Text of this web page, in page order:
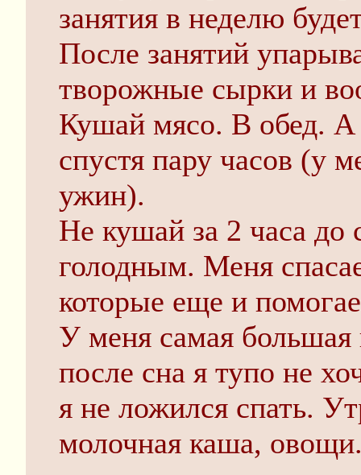
занятия в неделю
После занятий
творожные сырки и
Кушай мясо. В обед. А
спустя пару часов (у
ужин).
Не кушай за 2 часа до
голодным. Меня
которые еще и
У меня самая большая
после сна я тупо не
я не ложился спать.
молочная каша,